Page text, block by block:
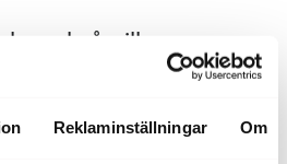
Reklaminställningar Om
också gillar